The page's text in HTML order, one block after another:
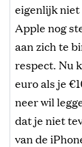
eigenlijk niet
Apple nog
aan zich te
respect. Nu
euro als je
neer wil
dat je niet
van de